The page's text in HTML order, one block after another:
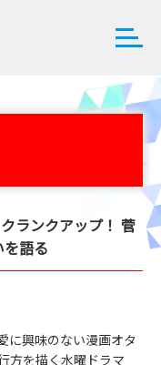
ランクアップ！ 菅
語る
に興味のない漫画オタ
方を描く水曜ドラマ